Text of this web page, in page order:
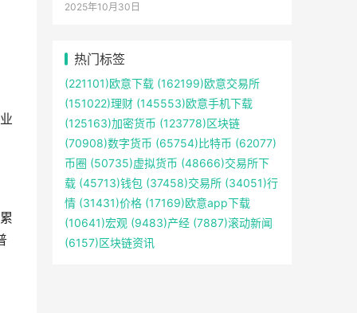
2025年10月30日
热门标签
(221101)欧意下载 (162199)欧意交易所
(151022)理财 (145553)欧意手机下载
(125163)加密货币 (123778)区块链
(70908)数字货币 (65754)比特币 (62077)
币圈 (50735)虚拟货币 (48666)交易所下
载 (45713)钱包 (37458)交易所 (34051)行
情 (31431)价格 (17169)欧意app下载
(10641)宏观 (9483)产经 (7887)滚动新闻
(6157)区块链资讯